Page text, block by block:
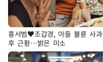
홍서범♥조갑경, 아들 불륜 사과
후 근황…밝은 미소